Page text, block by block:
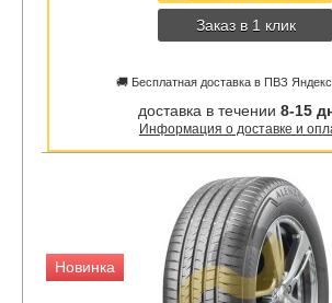
Заказ в 1 клик
🚚 Бесплатная доставка в ПВЗ
доставка в течении 8-15
Информация о доставке и
Новинка